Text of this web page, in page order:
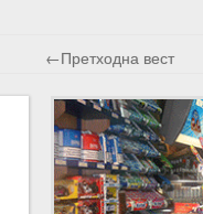
←Претходна вест